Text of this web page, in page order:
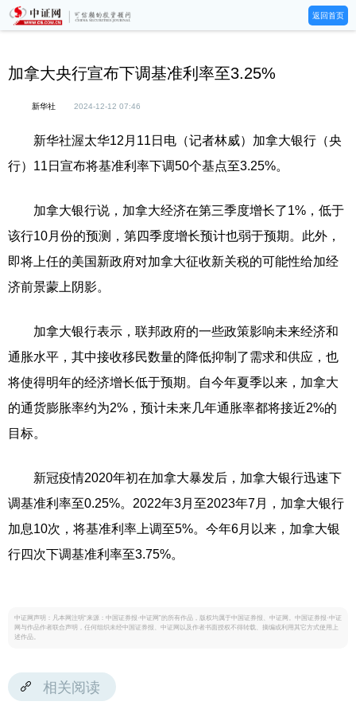
返回首页
加拿大央行宣布下调基准利率至3.25%
新华社 2024-12-12 07:46
新华社渥太华12月11日电（记者林威）加拿大银行（央
行）11日宣布将基准利率下调50个基点至3.25%。
加拿大银行说，加拿大经济在第三季度增长了1%，低于
该行10月份的预测，第四季度增长预计也弱于预期。此外，
即将上任的美国新政府对加拿大征收新关税的可能性给加经
济前景蒙上阴影。
加拿大银行表示，联邦政府的一些政策影响未来经济和
通胀水平，其中接收移民数量的降低抑制了需求和供应，也
将使得明年的经济增长低于预期。自今年夏季以来，加拿大
的通货膨胀率约为2%，预计未来几年通胀率都将接近2%的
目标。
新冠疫情2020年初在加拿大暴发后，加拿大银行迅速下
调基准利率至0.25%。2022年3月至2023年7月，加拿大银行
加息10次，将基准利率上调至5%。今年6月以来，加拿大银
行四次下调基准利率至3.75%。
中证网声明：凡本网注明“来源：中国证券报·中证网”的所有作品，版权均属于中国证券报、中证网。中国证券报·中证
网与作品作者联合声明，任何组织未经中国证券报、中证网以及作者书面授权不得转载、摘编或利用其它方式使用上
述作品。
相关阅读